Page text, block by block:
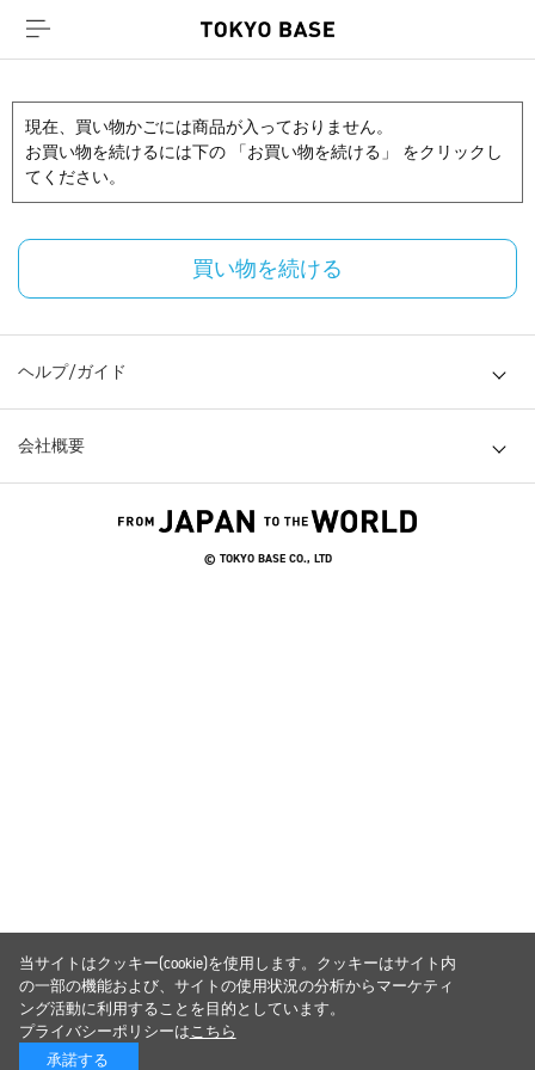
現在、買い物かごには商品が入っておりません。
お買い物を続けるには下の 「お買い物を続ける」 をクリックし
てください。
買い物を続ける
ヘルプ/ガイド
会社概要
© TOKYO BASE CO., LTD
当サイトはクッキー(cookie)を使用します。クッキーはサイト内
の一部の機能および、サイトの使用状況の分析からマーケティ
ング活動に利用することを目的としています。
プライバシーポリシーはこちら
承諾する